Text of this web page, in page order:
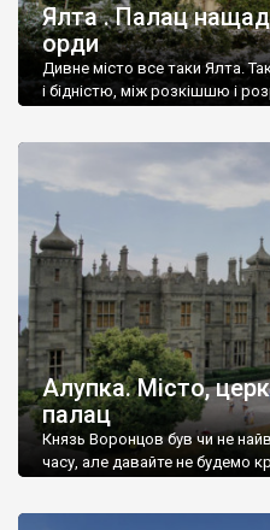
Ялта . Палац
орди
Дивне місто все таки Ялта.
і бідністю, між розкішшю і
Алупка. Місто,
палац
Князь Воронцов був чи не
часу, але давайте не будемо